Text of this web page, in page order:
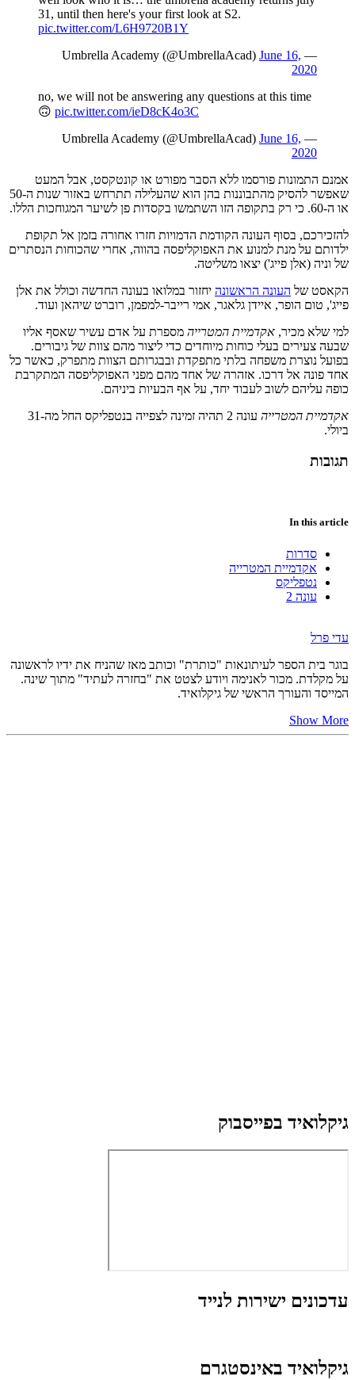
31, until then here's your first look at S2.
pic.twitter.com/L6H9720B1Y
— Umbrella Academy (@UmbrellaAcad)
June 16,
2020
no, we will not be answering any questions at this time
🙃 pic.twitter.com/ieD8cK4o3C
— Umbrella Academy (@UmbrellaAcad)
June 16,
2020
אמנם התמונות פורסמו ללא הסבר מפורט או קונטקסט, אבל המעט
שאפשר להסיק מהתבוננות בהן הוא שהעלילה תתרחש באזור שנות ה-50
או ה-60. כי רק בתקופה הזו השתמשו בקסדות פן לשיער המגוחכות הללו.
להזכירכם, בסוף העונה הקודמת הדמויות חזרו אחורה בזמן אל תקופת
ילדותם על מנת למנוע את האפוקליפסה בהווה, אחרי שהכוחות הנסתרים
של וניה (אלן פייג') יצאו משליטה.
הקאסט של העונה הראשונה יחזור במלואו בעונה החדשה וכולל את אלן
פייג', טום הופר, איידן גלאגר, אמי רייבר-למפמן, רוברט שיהאן ועוד.
למי שלא מכיר, אקדמיית המטרייה מספרת על אדם עשיר שאסף אליו
שבעה צעירים בעלי כוחות מיוחדים כדי ליצור מהם צוות של גיבורים.
בפועל נוצרת משפחה בלתי מתפקדת ובבגרותם הצוות מתפרק, כאשר כל
אחד פונה אל דרכו. אזהרה של אחד מהם מפני האפוקליפסה המתקרבת
כופה עליהם לשוב לעבוד יחד, על אף הבעיות ביניהם.
אקדמיית המטרייה
עונה 2 תהיה זמינה לצפייה בנטפליקס החל מה-31
ביולי.
תגובות
In this article
סדרות
אקדמיית המטרייה
נטפליקס
עונה 2
עדי פרל
בוגר בית הספר לעיתונאות "כותרת" וכותב מאז שהניח את ידיו לראשונה
על מקלדת. מכור לאנימה ויודע לצטט את "בחזרה לעתיד" מתוך שינה.
המייסד והעורך הראשי של גיקלואיד.
Show More
גיקלואיד בפייסבוק
עדכונים ישירות לנייד
גיקלואיד באינסטגרם